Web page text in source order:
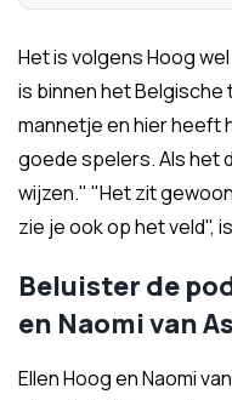
Het is volgens Hoog
is binnen het Belgische
mannetje en hier heeft
goede spelers. Als het
wijzen." "Het zit
zie je ook op het veld",
Beluister de
en Naomi van As
Ellen Hoog en Naomi